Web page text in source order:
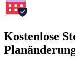
Kostenlose